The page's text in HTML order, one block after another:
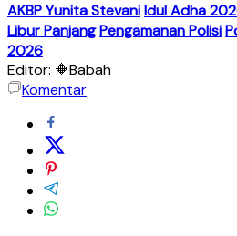
AKBP Yunita StevaniIdul Adha
Libur PanjangPengamanan Polisi
2026
Editor: 🔶Babah
Komentar